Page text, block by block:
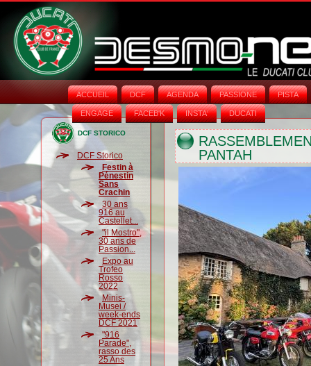
ACCUEIL DCF AGENDA PASSIONE PISTA
ENGAGE FACEB'K INSTA‘ DUCATI
DCF STORICO
DCF Storico
Festin à
Pénestin
Sans
Crachin
30 ans
916 au
Castellet...
"il Mostro",
30 ans de
Passion...
Expo au
Trofeo
Rosso
2022
Minis-
Musei /
week-ends
DCF 2021
"916
Parade",
rasso des
25 Ans
PANTAH